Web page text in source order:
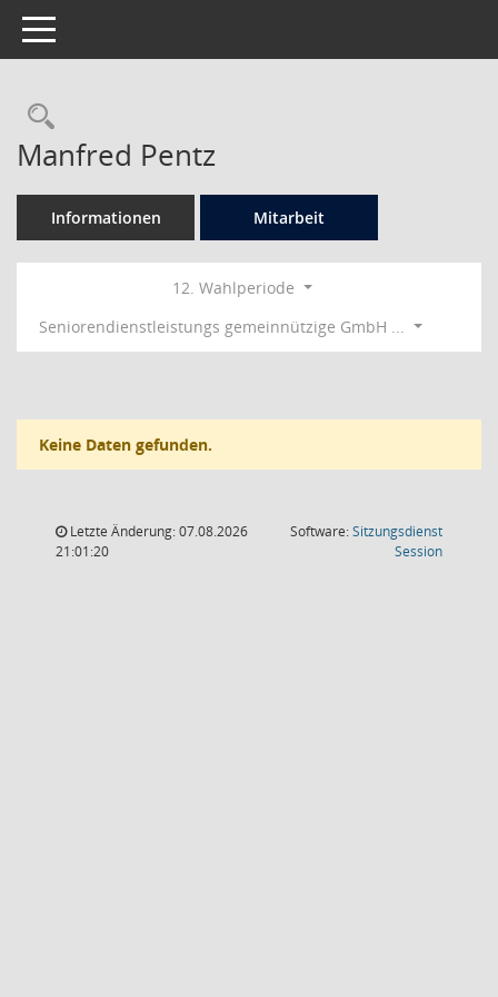
Toggle navigation
Rechercheauswahl
Manfred Pentz
Informationen Mitarbeit
12. Wahlperiode
Seniorendienstleistungs gemeinnützige GmbH ...
Keine Daten gefunden.
Letzte Änderung: 07.08.2026
21:01:20
Software:Sitzungsdienst
Session(Wird in